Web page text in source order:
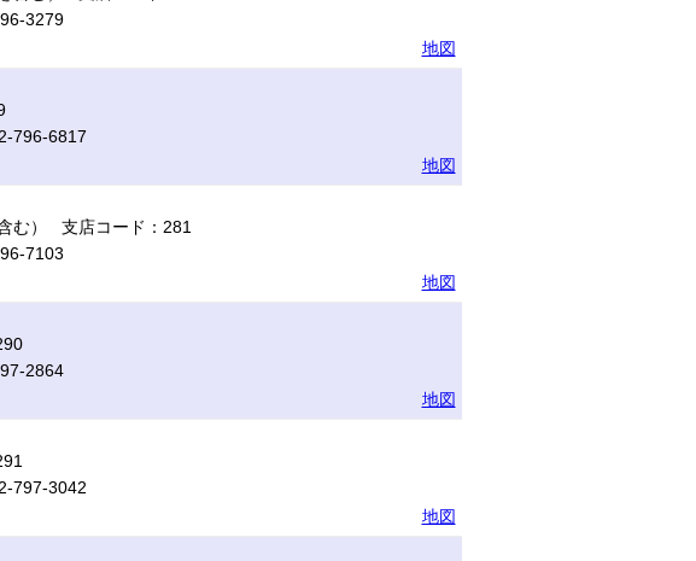
3279
地図
796-6817
地図
む） 支店コード：281
7103
地図
2864
地図
797-3042
地図